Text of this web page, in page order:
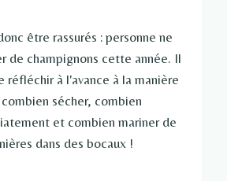
être rassurés : personne ne
de champignons cette année. Il
réfléchir à l'avance à la manière
sécher, combien
et combien mariner de
dans des bocaux !